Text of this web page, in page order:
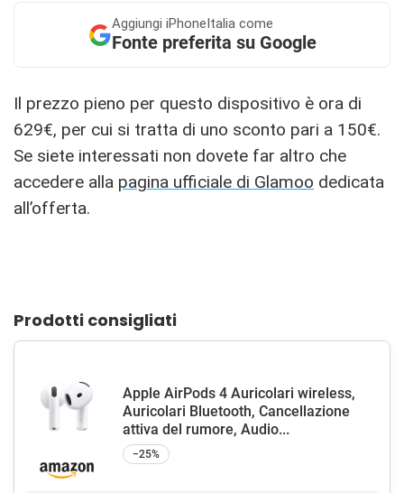
Aggiungi iPhoneItalia come
Fonte preferita su Google
Il prezzo pieno per questo dispositivo è ora di
629€, per cui si tratta di uno sconto pari a 150€.
Se siete interessati non dovete far altro che
accedere alla pagina ufficiale di Glamoo dedicata
all’offerta.
Prodotti consigliati
Apple AirPods 4 Auricolari wireless,
Auricolari Bluetooth, Cancellazione
attiva del rumore, Audio...
−25%